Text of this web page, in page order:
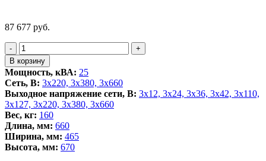
87 677 руб.
-
Количество
товара
Трехфазный
понижающий
трансформатор
ТС-25,0
+
В корзину
Мощность, кВА: 25
Сеть, В: 3x220, 3х380, 3x660
Выходное напряжение сети, В: 3x12, 3x24, 3x36, 3x42, 3x110,
3x127, 3x220, 3x380, 3x660
Вес, кг: 160
Длина, мм: 660
Ширина, мм: 465
Высота, мм: 670